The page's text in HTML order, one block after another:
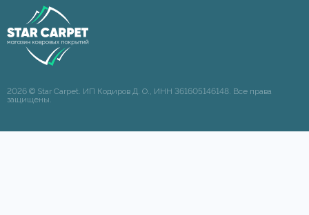
2026 © Star Carpet. ИП Кодиров Д. О., ИНН 361605146148. Все права
защищены.